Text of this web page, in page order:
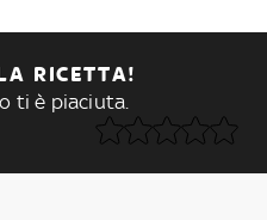
RICETTA!
ti è piaciuta.